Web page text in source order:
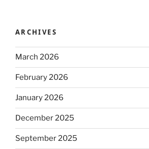
ARCHIVES
March 2026
February 2026
January 2026
December 2025
September 2025